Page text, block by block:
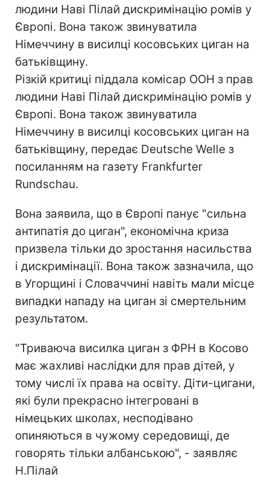
людини Наві Пілай дискримінацію ромів у
Європі. Вона також звинуватила
Німеччину в висилці косовських циган на
батьківщину.
Різкій критиці піддала комісар ООН з прав
людини Наві Пілай дискримінацію ромів у
Європі. Вона також звинуватила
Німеччину в висилці косовських циган на
батьківщину, передає Deutsche Welle з
посиланням на газету Frankfurter
Rundschau.
Вона заявила, що в Європі панує "сильна
антипатія до циган", економічна криза
призвела тільки до зростання насильства
і дискримінації. Вона також зазначила, що
в Угорщині і Словаччині навіть мали місце
випадки нападу на циган зі смертельним
результатом.
"Триваюча висилка циган з ФРН в Косово
має жахливі наслідки для прав дітей, у
тому числі їх права на освіту. Діти-цигани,
які були прекрасно інтегровані в
німецьких школах, несподівано
опиняються в чужому середовищі, де
говорять тільки албанською", - заявляє
Н.Пілай